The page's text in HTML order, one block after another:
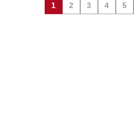
1 2 3 4 5